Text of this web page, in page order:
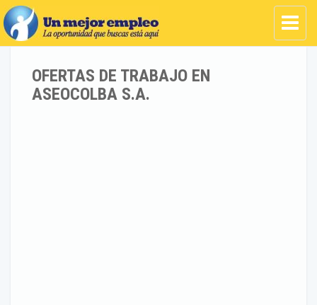
OFERTAS DE TRABAJO EN
ASEOCOLBA S.A.